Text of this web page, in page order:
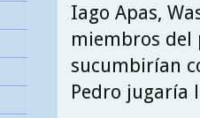
Iago Apas,
miembros del
sucumbirían
Pedro jugaría